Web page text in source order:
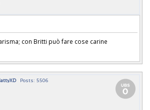
con Britti può fare cose carine
Posts: 5506